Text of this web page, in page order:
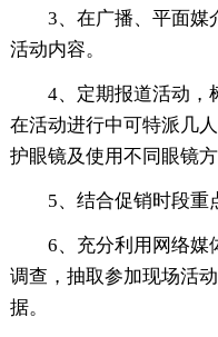
3、在广播、平面媒
活动内容。
4、定期报道活动，
在活动进行中可特派几
护眼镜及使用不同眼镜方
5、结合促销时段重
6、充分利用网络媒
调查，抽取参加现场活
据。